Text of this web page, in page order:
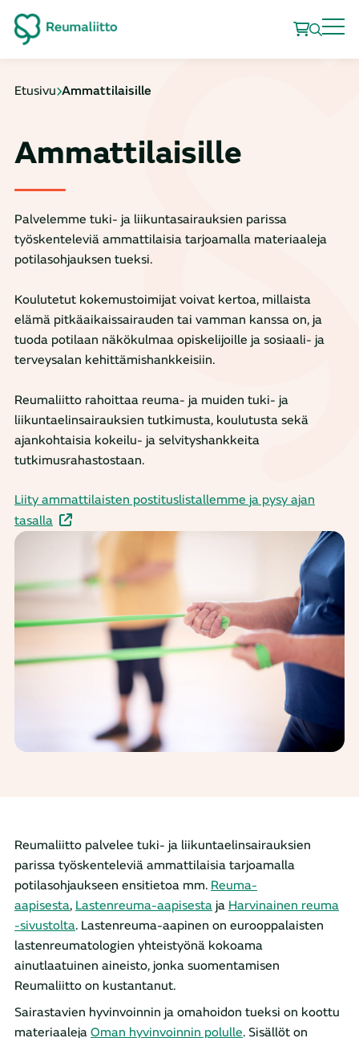
Etusivu Ammattilaisille
Ammattilaisille
Palvelemme tuki- ja liikuntasairauksien parissa
työskenteleviä ammattilaisia tarjoamalla materiaaleja
potilasohjauksen tueksi.
Koulutetut kokemustoimijat voivat kertoa, millaista
elämä pitkäaikaissairauden tai vamman kanssa on, ja
tuoda potilaan näkökulmaa opiskelijoille ja sosiaali- ja
terveysalan kehittämishankkeisiin.
Reumaliitto rahoittaa reuma- ja muiden tuki- ja
liikuntaelinsairauksien tutkimusta, koulutusta sekä
ajankohtaisia kokeilu- ja selvityshankkeita
tutkimusrahastostaan.
Liity ammattilaisten postituslistallemme ja pysy ajan
tasalla
Reumaliitto palvelee tuki- ja liikuntaelinsairauksien
parissa työskenteleviä ammattilaisia tarjoamalla
potilasohjaukseen ensitietoa mm. Reuma-
aapisesta, Lastenreuma-aapisesta ja Harvinainen reuma
-sivustolta. Lastenreuma-aapinen on eurooppalaisten
lastenreumatologien yhteistyönä kokoama
ainutlaatuinen aineisto, jonka suomentamisen
Reumaliitto on kustantanut.
Sairastavien hyvinvoinnin ja omahoidon tueksi on koottu
materiaaleja Oman hyvinvoinnin polulle. Sisällöt on